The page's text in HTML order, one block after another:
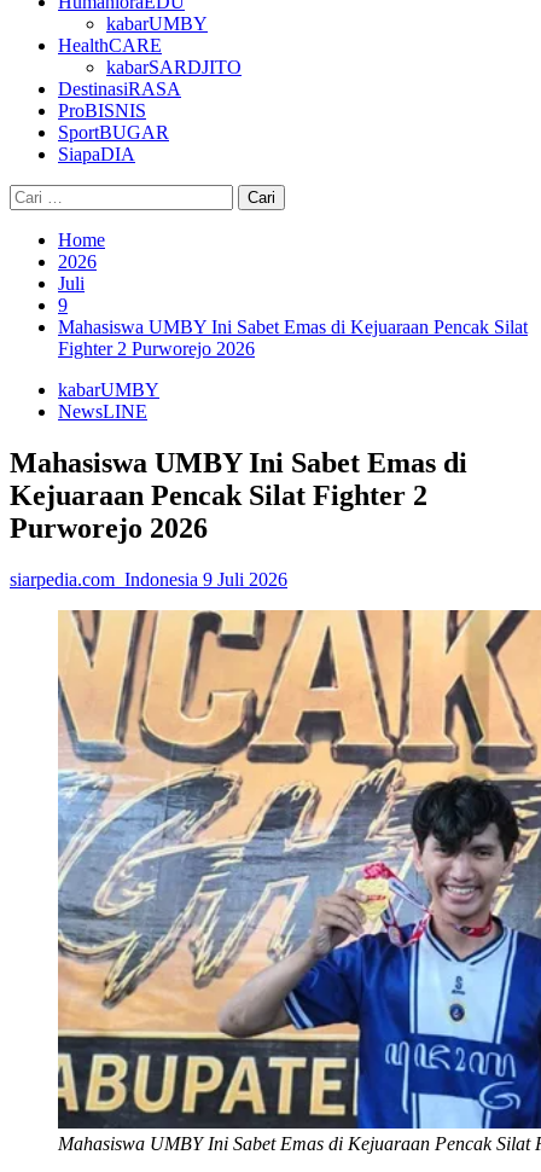
kabarUMBY
HealthCARE
kabarSARDJITO
DestinasiRASA
ProBISNIS
SportBUGAR
SiapaDIA
Cari
untuk:
Home
2026
Juli
9
Mahasiswa UMBY Ini Sabet Emas di Kejuaraan Pencak Silat
Fighter 2 Purworejo 2026
kabarUMBY
NewsLINE
Mahasiswa UMBY Ini Sabet Emas di
Kejuaraan Pencak Silat Fighter 2
Purworejo 2026
siarpedia.com_Indonesia 9 Juli 2026
Mahasiswa UMBY Ini Sabet Emas di Kejuaraan Pencak